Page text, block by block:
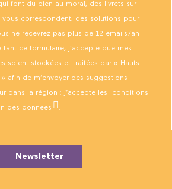
font du bien au moral, des livrets sur
vous correspondent, des solutions pour
ne recevrez pas plus de 12 emails/an
ce formulaire, j’accepte que mes
soient stockées et traitées par « Hauts-
afin de m’envoyer des suggestions
dans la région ; j’accepte les conditions
des données .
Newsletter